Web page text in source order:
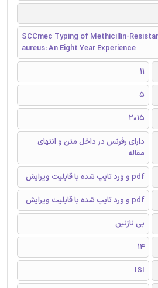
SCCmec Typing of Methicillin-
aureus: An Eight Year Experience
11
5
2015
دارای رفرنس در داخل متن و انتهای
مقاله
pdf و ورد تایپ شده با قابلیت ویرایش
pdf و ورد تایپ شده با قابلیت ویرایش
بی نازنین
14
ISI